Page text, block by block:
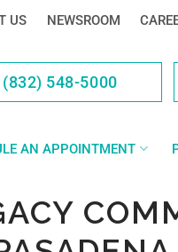
US NEWSROOM
(832) 548-5000
AN APPOINTMENT